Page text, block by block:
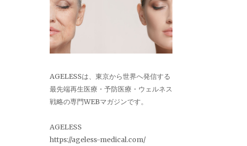
AGELESSは、東京から世界へ発信する
最先端再生医療・予防医療・ウェルネス
戦略の専門WEBマガジンです。
AGELESS
https://ageless-medical.com/